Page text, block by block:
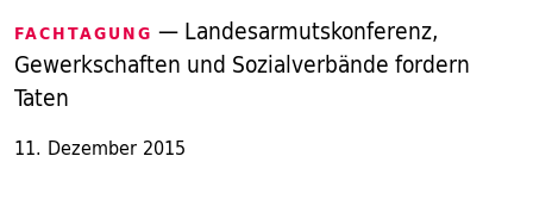
FACHTAGUNG — Landesarmutskonferenz,
Gewerkschaften und Sozialverbände fordern
Taten
11. Dezember 2015